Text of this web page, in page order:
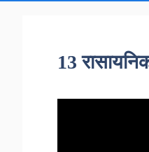
13